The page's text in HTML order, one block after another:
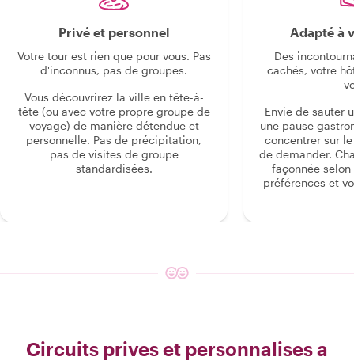
Privé et personnel
Votre tour est rien que pour vous. Pas
d'inconnus, pas de groupes.
Vous découvrirez la ville en tête-à-
tête (ou avec votre propre groupe de
voyage) de manière détendue et
personnelle. Pas de précipitation,
pas de visites de groupe
standardisées.
Adapté à
Des
cachés, votre
Envie de sauter
une pause
concentrer sur
de demander.
façonnée
préférences et
Circuits prives et personnalises a